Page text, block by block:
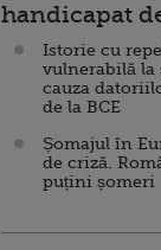
handicapat
Istorie cu
vulnerabilă
cauza
de la BCE
Șomajul în
de criză.
puțini șomeri